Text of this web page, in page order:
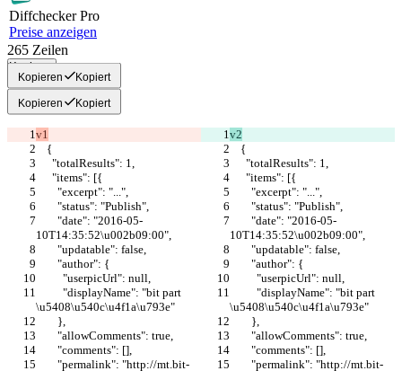
DiffcheckerPro
Preise anzeigen
265 Zeilen
Kopieren
Kopieren Kopiert
Kopieren Kopiert
v1
v2
    {
    {
      "totalResults": 1,
      "totalResults": 1,
      "items": [{
      "items": [{
        "excerpt": "...",
        "excerpt": "...",
        "status": "Publish",
        "status": "Publish",
10T14:35:52\u002b09:00",
10T14:35:52\u002b09:00",
        "updatable": false,
        "updatable": false,
        "author": {
        "author": {
          "userpicUrl": null,
          "userpicUrl": null,
\u5408\u540c\u4f1a\u793e"
\u5408\u540c\u4f1a\u793e"
        },
        },
        "allowComments": true,
        "allowComments": true,
        "comments": [],
        "comments": [],